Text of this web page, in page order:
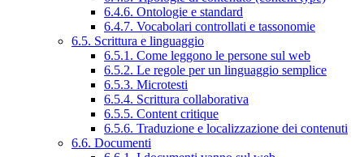
6.4.6. Ontologie e standard
6.4.7. Vocabolari controllati e tassonomie
6.5. Scrittura e linguaggio
6.5.1. Come leggono le persone sul web
6.5.2. Le regole per un linguaggio semplice
6.5.3. Microtesti
6.5.4. Scrittura collaborativa
6.5.5. Content critique
6.5.6. Traduzione e localizzazione dei contenuti
6.6. Documenti